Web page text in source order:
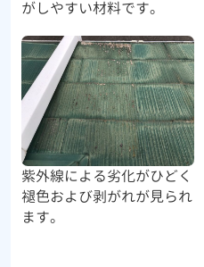
がしやすい材料です。
紫外線による劣化がひどく
褪色および剥がれが見られ
ます。